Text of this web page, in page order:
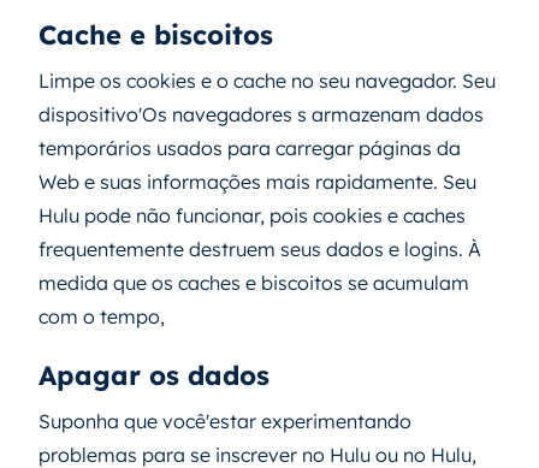
Cache e biscoitos
Limpe os cookies e o cache no seu navegador. Seu
dispositivo'Os navegadores s armazenam dados
temporários usados ​​para carregar páginas da
Web e suas informações mais rapidamente. Seu
Hulu pode não funcionar, pois cookies e caches
frequentemente destruem seus dados e logins. À
medida que os caches e biscoitos se acumulam
com o tempo,
Apagar os dados
Suponha que você'estar experimentando
problemas para se inscrever no Hulu ou no Hulu,